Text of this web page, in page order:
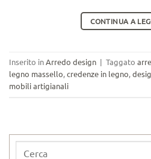
CONTINUA A
Inserito inArredo design | Taggato
legno massello,credenze in legno,
mobili artigianali